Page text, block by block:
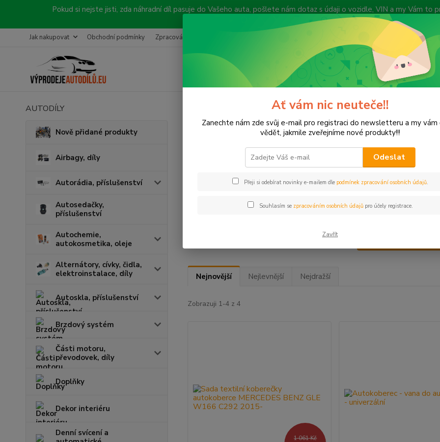
Pokud si nejste jisti, zda náhradní díl pasuje do Vašeho auta, pošlete nám dotaz s údaji o vozidle, VIN a my Vám
vyprodejeautodilu@centrum.cz
Jak nakupovat Obchodní podmínky Zpracování objednávky Vyhledat díl dle VIN kódu
Hledat
(Po-
AUTODÍLY
Nově přidané produkty
Airbagy, díly
Autorádia, příslušenství
Autosedačky,
příslušenství
Autochemie,
autokosmetika, oleje
Alternátory, cívky, čidla,
elektroinstalace, díly
Autoskla, příslušenství
Brzdový systém
Části motoru,
převodovek, díly
Doplňky
Dekor interiéru
Denní svícení a
Karoserie, části interieru, kola, díly Části interiéru, osvětlení interieru, dily
Autokoberce
Kč Od
Novinka Akce Doprava ZDARMA
Nejnovější Nejlevnější Nejdražší
Zobrazuji 1-4 z 4
1 061 Kč
Ať vám nic neuteče!!
Zanechte nám zde svůj e-mail pro registraci do newsletteru a my vám
vědět, jakmile zveřejníme nové produkty!!!
Odeslat
Přeji si odebírat novinky e-mailem dle podmínek zpracování osobních údajů.
Souhlasím se zpracováním osobních údajůpro účely registrace.
Zavřít